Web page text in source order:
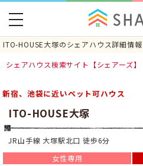
ITO-HOUSE大塚のシェアハウス詳細情報
toggle
navigation
シェアハウス検索サイト【シェアーズ】
新宿、池袋に近いペット可ハウス
ITO-HOUSE大塚
JR山手線 大塚駅北口 徒歩6分
女性専用